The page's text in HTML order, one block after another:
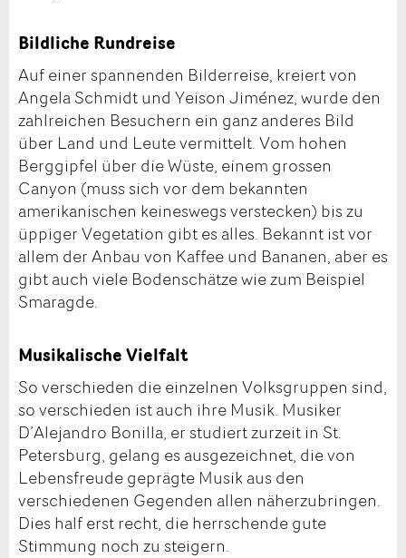
Bildliche Rundreise
Auf einer spannenden Bilderreise, kreiert von
Angela Schmidt und Yeison Jiménez, wurde den
zahlreichen Besuchern ein ganz anderes Bild
über Land und Leute vermittelt. Vom hohen
Berggipfel über die Wüste, einem grossen
Canyon (muss sich vor dem bekannten
amerikanischen keineswegs verstecken) bis zu
üppiger Vegetation gibt es alles. Bekannt ist vor
allem der Anbau von Kaffee und Bananen, aber es
gibt auch viele Bodenschätze wie zum Beispiel
Smaragde.
Musikalische Vielfalt
So verschieden die einzelnen Volksgruppen sind,
so verschieden ist auch ihre Musik. Musiker
D’Alejandro Bonilla, er studiert zurzeit in St.
Petersburg, gelang es ausgezeichnet, die von
Lebensfreude geprägte Musik aus den
verschiedenen Gegenden allen näherzubringen.
Dies half erst recht, die herrschende gute
Stimmung noch zu steigern.